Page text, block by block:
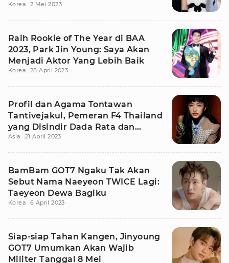
Korea 2 Mei 2023
Raih Rookie of The Year di BAA
2023, Park Jin Young: Saya Akan
Menjadi Aktor Yang Lebih Baik
Korea 28 April 2023
Profil dan Agama Tontawan
Tantivejakul, Pemeran F4 Thailand
yang Disindir Dada Rata dan
Transgender
Asia 21 April 2023
BamBam GOT7 Ngaku Tak Akan
Sebut Nama Naeyeon TWICE Lagi:
Taeyeon Dewa Bagiku
Korea 6 April 2023
Siap-siap Tahan Kangen, Jinyoung
GOT7 Umumkan Akan Wajib
Militer Tanggal 8 Mei